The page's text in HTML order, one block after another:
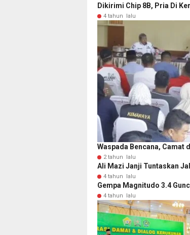
Dikirimi Chip 8B, Pria Di
4 tahun lalu
Waspada Bencana, Camat
2 tahun lalu
Ali Mazi Janji Tuntaskan
4 tahun lalu
Gempa Magnitudo 3.4
4 tahun lalu